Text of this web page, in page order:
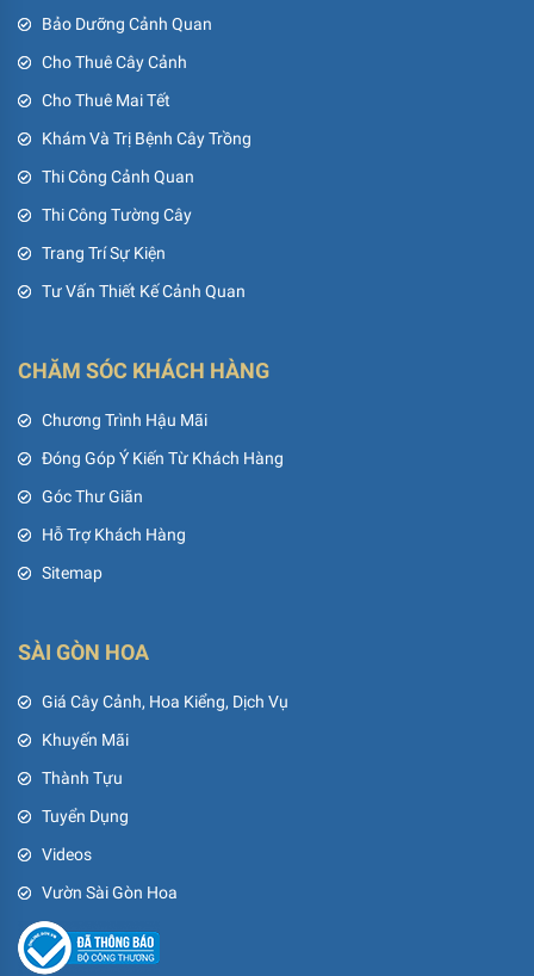
Bảo Dưỡng Cảnh Quan
Cho Thuê Cây Cảnh
Cho Thuê Mai Tết
Khám Và Trị Bệnh Cây Trồng
Thi Công Cảnh Quan
Thi Công Tường Cây
Trang Trí Sự Kiện
Tư Vấn Thiết Kế Cảnh Quan
CHĂM SÓC KHÁCH HÀNG
Chương Trình Hậu Mãi
Đóng Góp Ý Kiến Từ Khách Hàng
Góc Thư Giãn
Hỗ Trợ Khách Hàng
Sitemap
SÀI GÒN HOA
Giá Cây Cảnh, Hoa Kiểng, Dịch Vụ
Khuyến Mãi
Thành Tựu
Tuyển Dụng
Videos
Vườn Sài Gòn Hoa